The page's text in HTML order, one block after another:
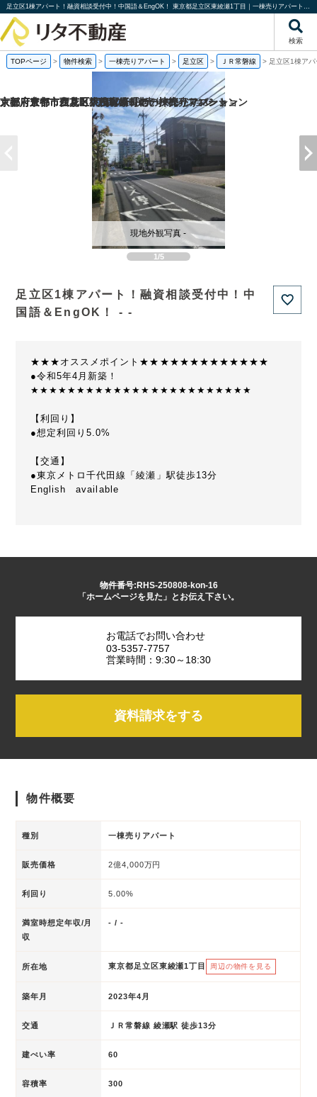
足立区1棟アパート！融資相談受付中！中国語＆EngOK！ 東京都足立区東綾瀬1丁目｜一棟売りアパート｜投資物件や収益物件｜株式会社リタ不動産
検索
TOPページ > 物件検索 > 一棟売りアパート > 足立区 > ＪＲ常磐線 > 足立区1棟ア
1/5
現地外観写真 -
足立区1棟アパート！融資相談受付中！中
国語＆EngOK！ - -
★★★オススメポイント★★★★★★★★★★★★★
●令和5年4月新築！
★★★★★★★★★★★★★★★★★★★★★★★★
【利回り】
●想定利回り5.0%
【交通】
●東京メトロ千代田線「綾瀬」駅徒歩13分
English available
物件番号:RHS-250808-kon-16
「ホームページを見た」とお伝え下さい。
お電話でお問い合わせ
03-5357-7757
営業時間：9:30～18:30
資料請求をする
物件概要
種別 一棟売りアパート
販売価格 2億4,000万円
利回り 5.00%
満室時想定年収/月
収
- / -
所在地 東京都足立区東綾瀬1丁目 周辺の物件を見る
築年月 2023年4月
交通 ＪＲ常磐線 綾瀬駅 徒歩13分
建ぺい率 60
容積率 300
京都府京都市伏見区桃山町泰長老の一棟売りマンション
京都府京都市西京区大枝塚原町の一棟売りマンション
京都府京都市左京区下鴨宮崎町の一棟売りアパート
大阪府豊中市立花町1丁目の一棟売りマンション